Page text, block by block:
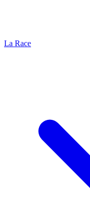
La Race